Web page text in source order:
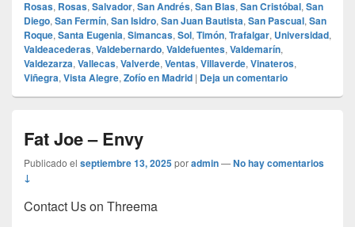
Rosas, Rosas, Salvador, San Andrés, San Blas, San Cristóbal, San
Diego, San Fermín, San Isidro, San Juan Bautista, San Pascual, San
Roque, Santa Eugenia, Simancas, Sol, Timón, Trafalgar, Universidad,
Valdeacederas, Valdebernardo, Valdefuentes, Valdemarín,
Valdezarza, Vallecas, Valverde, Ventas, Villaverde, Vinateros,
Viñegra, Vista Alegre, Zofío en Madrid | Deja un comentario
Fat Joe – Envy
Publicado el septiembre 13, 2025poradmin—No hay comentarios
↓
Contact Us on Threema